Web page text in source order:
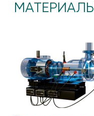
МАТЕРИАЛЫ